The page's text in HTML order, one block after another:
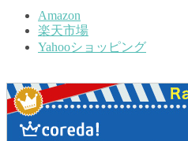
Amazon
楽天市場
Yahooショッピング